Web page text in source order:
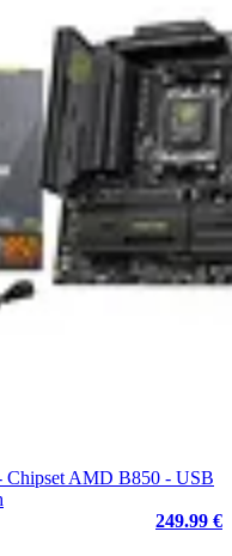
Chipset AMD B850 - USB
249.99 €